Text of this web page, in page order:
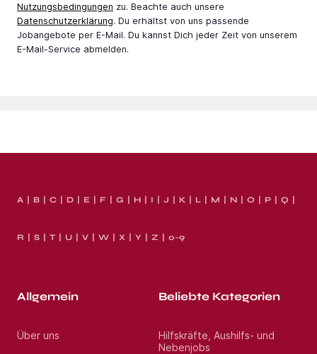
Nutzungsbedingungen zu. Beachte auch unsere
Datenschutzerklärung. Du erhältst von uns passende
Jobangebote per E-Mail. Du kannst Dich jeder Zeit von unserem
E-Mail-Service abmelden.
A B C D E F G H I J K L M N O P Q
R S T U V W X Y Z 0-9
Allgemein
Über uns
Beliebte Kategorien
Hilfskräfte, Aushilfs- und
Nebenjobs